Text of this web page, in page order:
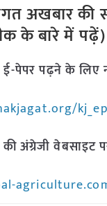
अखबार की
के बारे में पढ़ें)
पेपर पढ़ने के लिए
अंग्रेजी वेबसाइट